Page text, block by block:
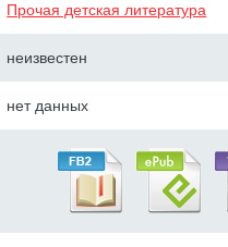
Прочая детская литература
неизвестен
нет данных